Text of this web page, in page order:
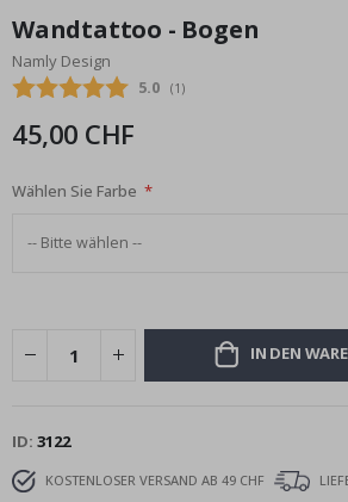
der
Bildgalerie
springen
Wandtattoo - Bogen
Namly Design
Durchschnittliche
5.0 (abgegebene bewertungen:
1 )
45,00 CHF
Wählen Sie Farbe
IN DEN
ID 3122
KOSTENLOSER VERSAND AB 49 CHF